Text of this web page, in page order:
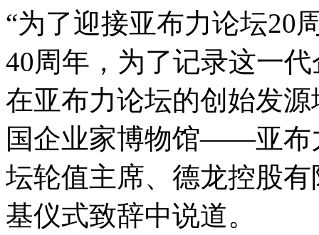
“为了迎接亚布力论坛20
40周年，为了记录这一
在亚布力论坛的创始发
国企业家博物馆——亚布
坛轮值主席、德龙控股
基仪式致辞中说道。